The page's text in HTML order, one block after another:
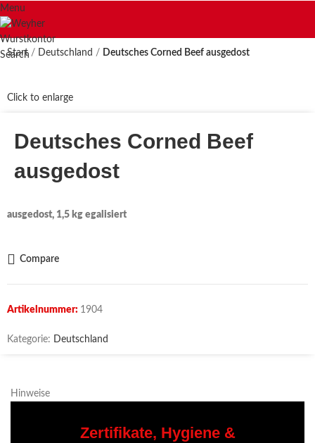
Menu
Search
Start Deutschland Deutsches Corned Beef ausgedost
Click to enlarge
Deutsches Corned Beef
ausgedost
ausgedost, 1,5 kg egalisiert
Compare
Artikelnummer: 1904
Kategorie: Deutschland
Hinweise
Zertifikate, Hygiene &